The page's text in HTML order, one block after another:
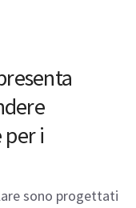
i
sono progettati